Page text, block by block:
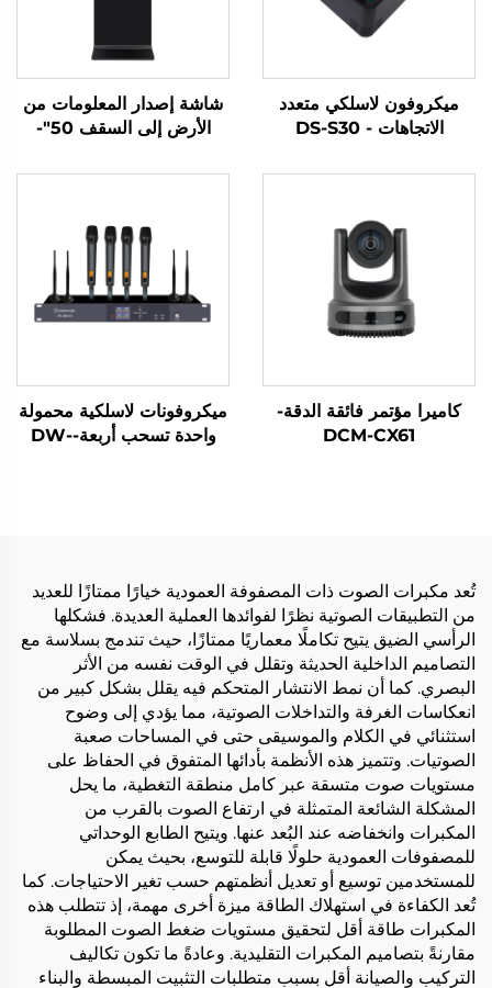
ميكروفون لاسلكي متعدد
الاتجاهات - DS-S30
شاشة إصدار المعلومات من
الأرض إلى السقف 50"-
كاميرا مؤتمر فائقة الدقة-
DCM-CX61
ميكروفونات لاسلكية محمولة
واحدة تسحب أربعة-DW-
تُعد مكبرات الصوت ذات المصفوفة العمودية خيارًا ممتازًا للعديد
من التطبيقات الصوتية نظرًا لفوائدها العملية العديدة. فشكلها
الرأسي الضيق يتيح تكاملًا معماريًا ممتازًا، حيث تندمج بسلاسة مع
التصاميم الداخلية الحديثة وتقلل في الوقت نفسه من الأثر
البصري. كما أن نمط الانتشار المتحكم فيه يقلل بشكل كبير من
انعكاسات الغرفة والتداخلات الصوتية، مما يؤدي إلى وضوح
استثنائي في الكلام والموسيقى حتى في المساحات صعبة
الصوتيات. وتتميز هذه الأنظمة بأدائها المتفوق في الحفاظ على
مستويات صوت متسقة عبر كامل منطقة التغطية، ما يحل
المشكلة الشائعة المتمثلة في ارتفاع الصوت بالقرب من
المكبرات وانخفاضه عند البُعد عنها. ويتيح الطابع الوحداتي
للمصفوفات العمودية حلولًا قابلة للتوسع، بحيث يمكن
للمستخدمين توسيع أو تعديل أنظمتهم حسب تغير الاحتياجات. كما
تُعد الكفاءة في استهلاك الطاقة ميزة أخرى مهمة، إذ تتطلب هذه
المكبرات طاقة أقل لتحقيق مستويات ضغط الصوت المطلوبة
مقارنةً بتصاميم المكبرات التقليدية. وعادةً ما تكون تكاليف
التركيب والصيانة أقل بسبب متطلبات التثبيت المبسطة والبناء